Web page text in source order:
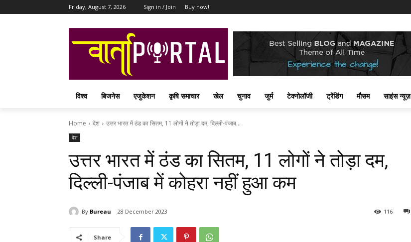
Friday, August 7, 2026 Sign in / Join Buy now!
विश्व बिजनेस एजुकेशन कृषि समाचार खेल चुनाव जुर्म टेक्नोलॉजी ट्रेंडिंग मौसम साइंस न्यूज़
Home देश उत्तर भारत में ठंड का सितम, 11 लोगों ने तोड़ा दम, दिल्ली-पंजाब...
देश
उत्तर भारत में ठंड का सितम, 11 लोगों ने तोड़ा दम,
दिल्ली-पंजाब में कोहरा नहीं हुआ कम
By Bureau 28 December 2023 116
Share